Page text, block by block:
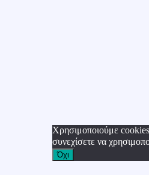
Χρησιμοποιούμε
συνεχίσετε να
Όχι